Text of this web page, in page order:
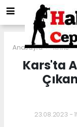
Anasayfa KARS
Kars'ta
23.08.2023 -